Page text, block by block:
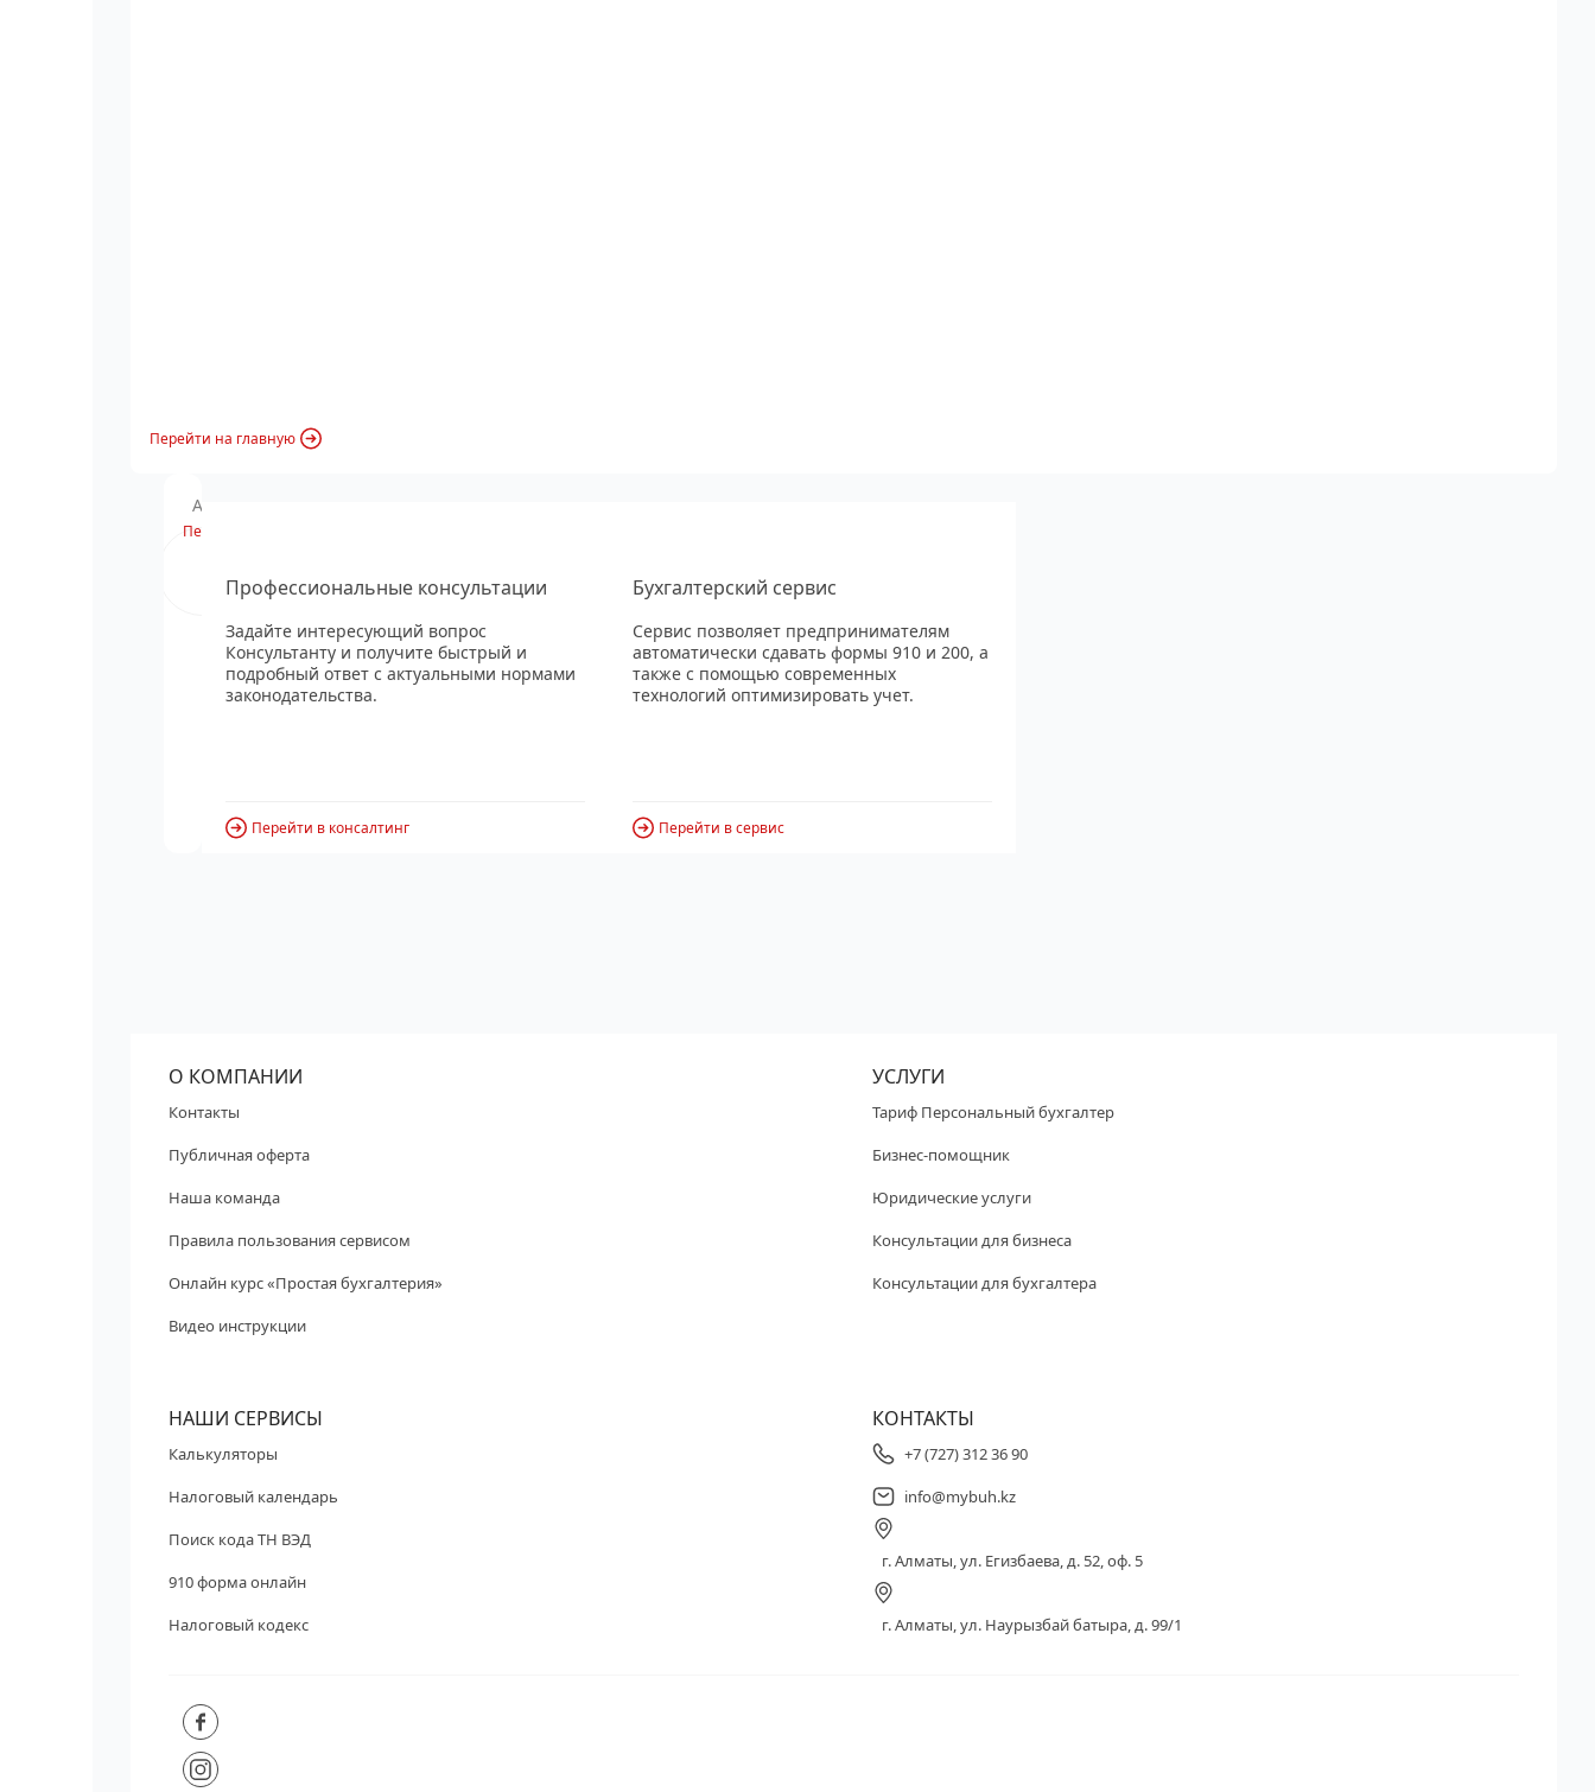
Перейти на главную
Анонс вебинара
Перейти
Профессиональные консультации
Задайте интересующий вопрос
Консультанту и получите быстрый и
подробный ответ с актуальными нормами
законодательства.
Перейти в консалтинг
Бухгалтерский сервис
Сервис позволяет предпринимателям
автоматически сдавать формы 910 и 200, а
также с помощью современных
технологий оптимизировать учет.
Перейти в сервис
О КОМПАНИИ
Контакты
Публичная оферта
Наша команда
Правила пользования сервисом
Онлайн курс «Простая бухгалтерия»
Видео инструкции
УСЛУГИ
Тариф Персональный бухгалтер
Бизнес-помощник
Юридические услуги
Консультации для бизнеса
Консультации для бухгалтера
НАШИ СЕРВИСЫ
Калькуляторы
Налоговый календарь
Поиск кода ТН ВЭД
910 форма онлайн
Налоговый кодекс
КОНТАКТЫ
+7 (727) 312 36 90
info@mybuh.kz
г. Алматы, ул. Егизбаева, д. 52, оф. 5
г. Алматы, ул. Наурызбай батыра, д. 99/1